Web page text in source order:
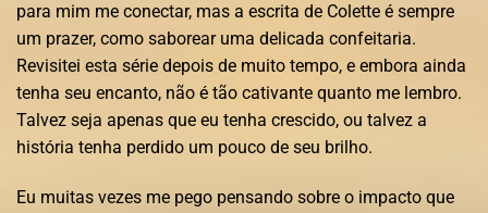
para mim me conectar, mas a escrita de Colette é sempre
um prazer, como saborear uma delicada confeitaria.
Revisitei esta série depois de muito tempo, e embora ainda
tenha seu encanto, não é tão cativante quanto me lembro.
Talvez seja apenas que eu tenha crescido, ou talvez a
história tenha perdido um pouco de seu brilho.
Eu muitas vezes me pego pensando sobre o impacto que